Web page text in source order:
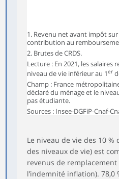
1. Revenu net avant impôt
contribution au
2. Brutes de CRDS.
Lecture : En 2021, les
niveau de vie inférieur au 1er
Champ : France
déclaré du ménage et le
pas étudiante.
Sources : Insee-DGFiP-Cnaf-
Le niveau de vie des 10
des niveaux de vie) est
revenus de
l’indemnité inflation).